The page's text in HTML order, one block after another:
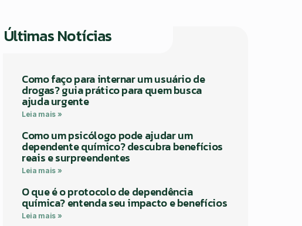
Últimas Notícias
Como faço para internar um usuário de
drogas? guia prático para quem busca
ajuda urgente
Leia mais »
Como um psicólogo pode ajudar um
dependente químico? descubra benefícios
reais e surpreendentes
Leia mais »
O que é o protocolo de dependência
química? entenda seu impacto e benefícios
Leia mais »